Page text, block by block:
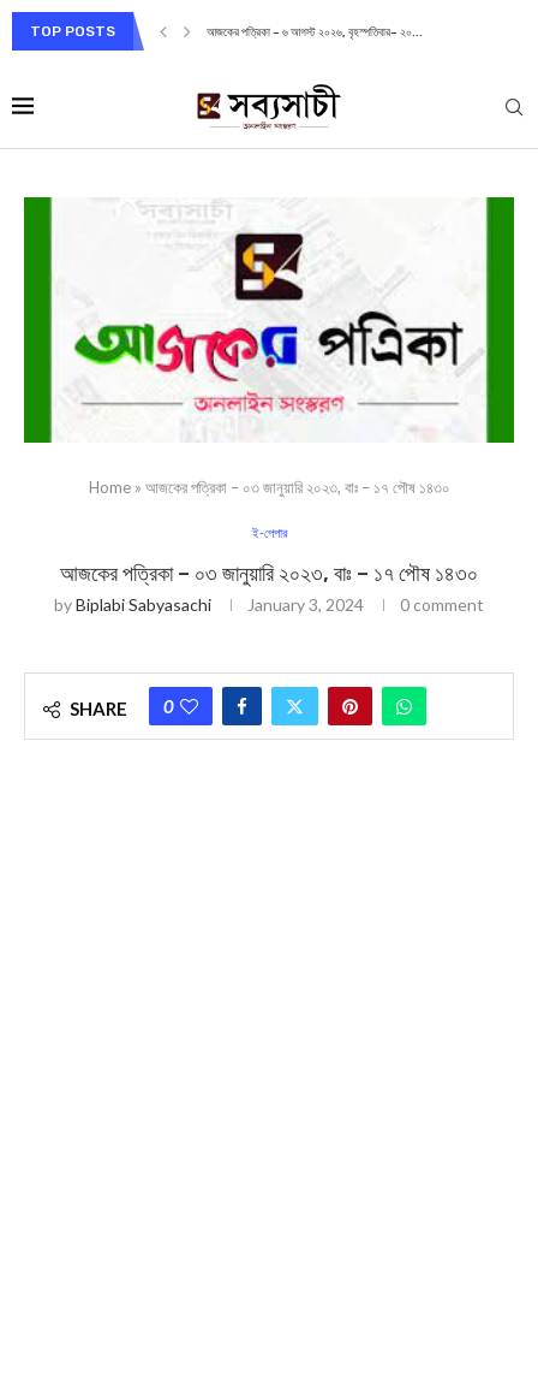
TOP POSTS আজকের পত্রিকা – ৬ আগস্ট ২০২৬, বৃহস্পতিবার– ২০...
Home» আজকের পত্রিকা – ০৩ জানুয়ারি ২০২৩, বাঃ – ১৭ পৌষ ১৪৩০
ই-পেপার
আজকের পত্রিকা – ০৩ জানুয়ারি ২০২৩, বাঃ – ১৭ পৌষ ১৪৩০
byBiplabi Sabyasachi January 3, 2024 0 comment
SHARE 0